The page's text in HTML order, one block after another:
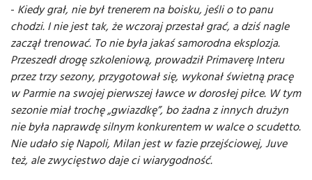
- Kiedy grał, nie był trenerem na boisku, jeśli o to panu
chodzi. I nie jest tak, że wczoraj przestał grać, a dziś nagle
zaczął trenować. To nie była jakaś samorodna eksplozja.
Przeszedł drogę szkoleniową, prowadził Primaverę Interu
przez trzy sezony, przygotował się, wykonał świetną pracę
w Parmie na swojej pierwszej ławce w dorosłej piłce. W tym
sezonie miał trochę „gwiazdkę”, bo żadna z innych drużyn
nie była naprawdę silnym konkurentem w walce o scudetto.
Nie udało się Napoli, Milan jest w fazie przejściowej, Juve
też, ale zwycięstwo daje ci wiarygodność.